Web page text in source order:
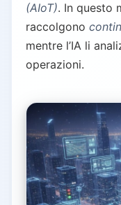
(AIoT). In questo
raccolgono
mentre l’IA li
operazioni.